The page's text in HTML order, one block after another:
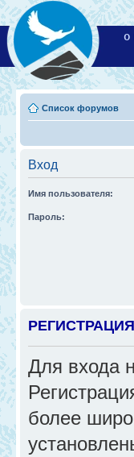
о
Список форумов
Вход
Имя пользователя:
Пароль:
РЕГИСТРАЦИЯ
Для входа
более